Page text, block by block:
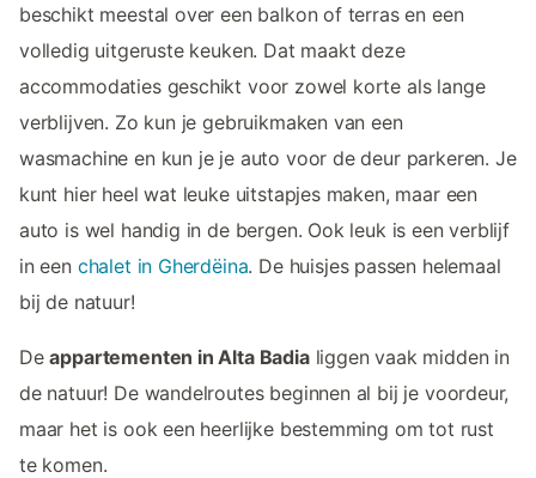
beschikt meestal over een balkon of terras en een
volledig uitgeruste keuken. Dat maakt deze
accommodaties geschikt voor zowel korte als lange
verblijven. Zo kun je gebruikmaken van een
wasmachine en kun je je auto voor de deur parkeren. Je
kunt hier heel wat leuke uitstapjes maken, maar een
auto is wel handig in de bergen. Ook leuk is een verblijf
in een chalet in Gherdëina. De huisjes passen helemaal
bij de natuur!
Deappartementen in Alta Badialiggen vaak midden in
de natuur! De wandelroutes beginnen al bij je voordeur,
maar het is ook een heerlijke bestemming om tot rust
te komen.